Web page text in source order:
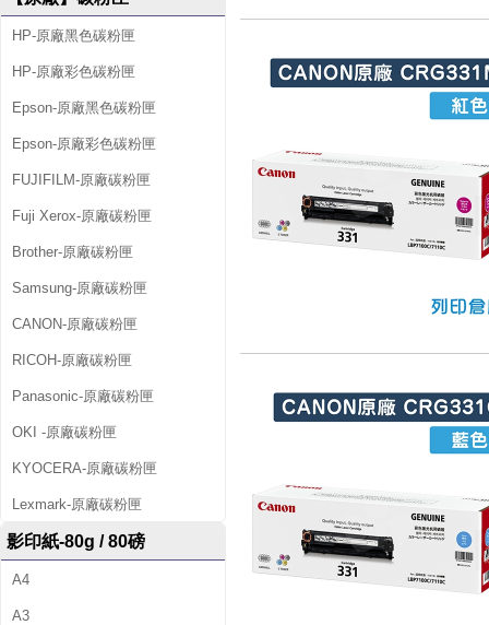
HP-原廠黑色碳粉匣
HP-原廠彩色碳粉匣
Epson-原廠黑色碳粉匣
Epson-原廠彩色碳粉匣
FUJIFILM-原廠碳粉匣
Fuji Xerox-原廠碳粉匣
Brother-原廠碳粉匣
Samsung-原廠碳粉匣
CANON-原廠碳粉匣
RICOH-原廠碳粉匣
Panasonic-原廠碳粉匣
OKI -原廠碳粉匣
KYOCERA-原廠碳粉匣
Lexmark-原廠碳粉匣
影印紙-80g / 80磅
A4
A3